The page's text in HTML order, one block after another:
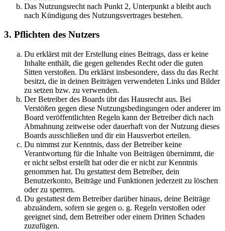
Das Nutzungsrecht nach Punkt 2, Unterpunkt a bleibt auch
nach Kündigung des Nutzungsvertrages bestehen.
3. Pflichten des Nutzers
Du erklärst mit der Erstellung eines Beitrags, dass er keine
Inhalte enthält, die gegen geltendes Recht oder die guten
Sitten verstoßen. Du erklärst insbesondere, dass du das Recht
besitzt, die in deinen Beiträgen verwendeten Links und Bilder
zu setzen bzw. zu verwenden.
Der Betreiber des Boards übt das Hausrecht aus. Bei
Verstößen gegen diese Nutzungsbedingungen oder anderer im
Board veröffentlichten Regeln kann der Betreiber dich nach
Abmahnung zeitweise oder dauerhaft von der Nutzung dieses
Boards ausschließen und dir ein Hausverbot erteilen.
Du nimmst zur Kenntnis, dass der Betreiber keine
Verantwortung für die Inhalte von Beiträgen übernimmt, die
er nicht selbst erstellt hat oder die er nicht zur Kenntnis
genommen hat. Du gestattest dem Betreiber, dein
Benutzerkonto, Beiträge und Funktionen jederzeit zu löschen
oder zu sperren.
Du gestattest dem Betreiber darüber hinaus, deine Beiträge
abzuändern, sofern sie gegen o. g. Regeln verstoßen oder
geeignet sind, dem Betreiber oder einem Dritten Schaden
zuzufügen.